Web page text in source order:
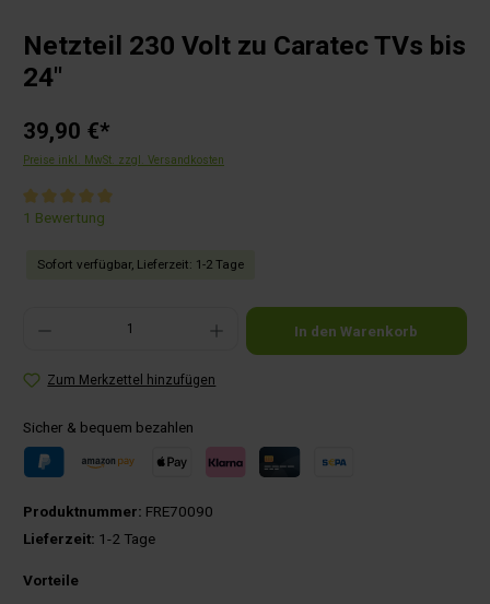
Netzteil 230 Volt zu Caratec TVs bis
24"
39,90 €*
Preise inkl. MwSt. zzgl. Versandkosten
Durchschnittliche Bewertung von 5 von 5 Sternen
1 Bewertung
Sofort verfügbar, Lieferzeit: 1-2 Tage
Produkt Anzahl: Gib den gewünschten Wert ein oder benutze die Schaltflächen um die
In den Warenkorb
Zum Merkzettel hinzufügen
Sicher & bequem bezahlen
Produktnummer: FRE70090
Lieferzeit: 1-2 Tage
Vorteile